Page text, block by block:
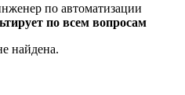
по автоматизации
по всем вопросам
найдена.